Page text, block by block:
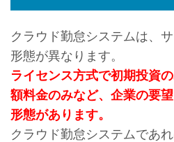
クラウド勤怠システムは、
形態が異なります。
ライセンス方式で初期投資
額料金のみなど、企業の要
形態があります。
クラウド勤怠システムであ